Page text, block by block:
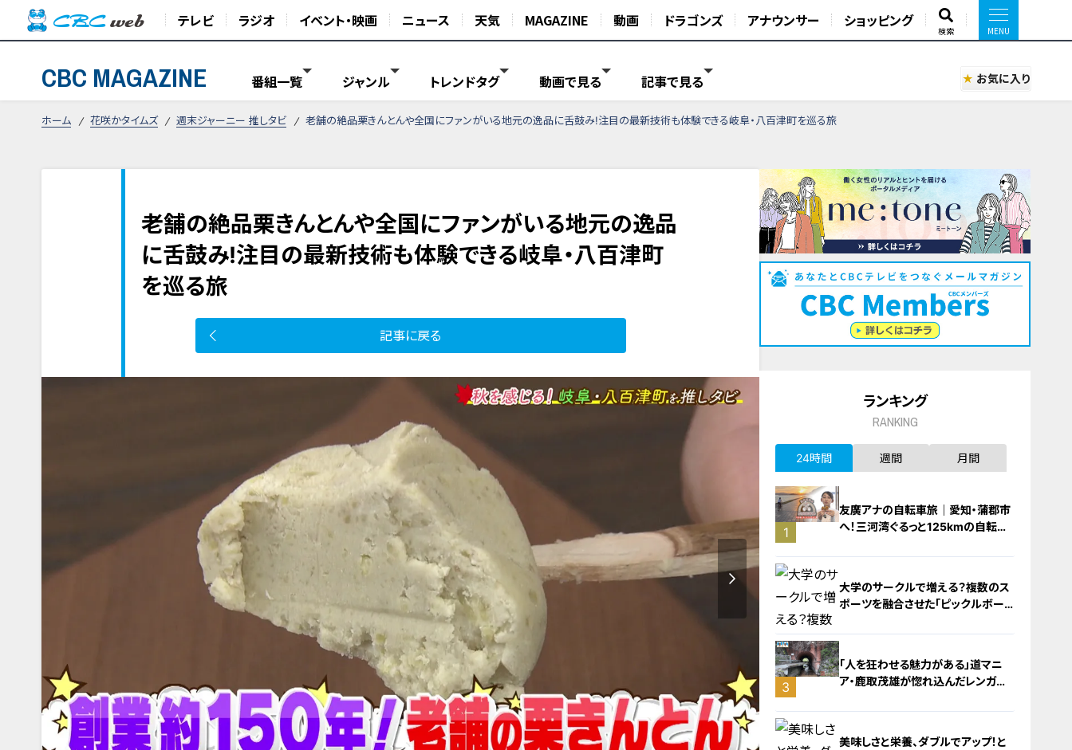
テレビ ラジオ イベント・映画 ニュース 天気 MAGAZINE 動画 ドラゴンズ アナウンサー ショッピング
検索
CBC MAGAZINE 番組一覧 ジャンル トレンドタグ 動画で見る 記事で見る お気に入り
ホーム 花咲かタイムズ 週末ジャーニー 推しタビ 老舗の絶品栗きんとんや全国にファンがいる地元の逸品に舌鼓み!注目の最新技術も体験できる岐阜・八百津町を巡る旅
老舗の絶品栗きんとんや全国にファンがいる地元の逸品
に舌鼓み!注目の最新技術も体験できる岐阜・八百津町
を巡る旅
記事に戻る
ランキング
RANKING
24時間 週間 月間
1
友廣アナの自転車旅｜愛知・蒲郡市
へ！三河湾ぐるっと125kmの自転車
2
大学のサークルで増える？複数のス
ポーツを融合させた「ピックルボー
3
「人を狂わせる魅力がある」道マニ
ア・鹿取茂雄が惚れ込んだレンガの
美味しさと栄養、ダブルでアップ！と